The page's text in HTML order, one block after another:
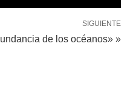
SIGUIENTE
de los océanos» »